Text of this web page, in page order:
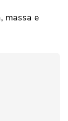
massa e